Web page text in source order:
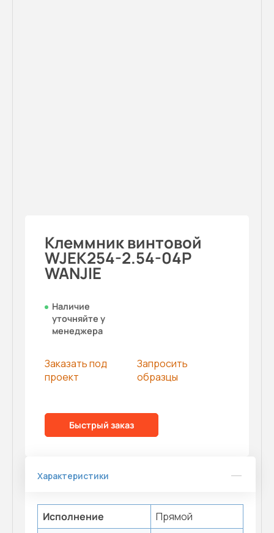
Клеммник винтовой
WJEK254-2.54-04P
WANJIE
Наличие
уточняйте у
менеджера
Заказать под
проект
Запросить
образцы
Быстрый заказ
Характеристики
Исполнение
Прямой